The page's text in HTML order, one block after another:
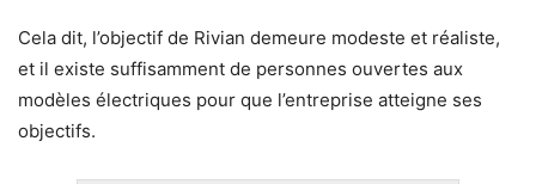
Cela dit, l’objectif de Rivian demeure modeste et réaliste,
et il existe suffisamment de personnes ouvertes aux
modèles électriques pour que l’entreprise atteigne ses
objectifs.